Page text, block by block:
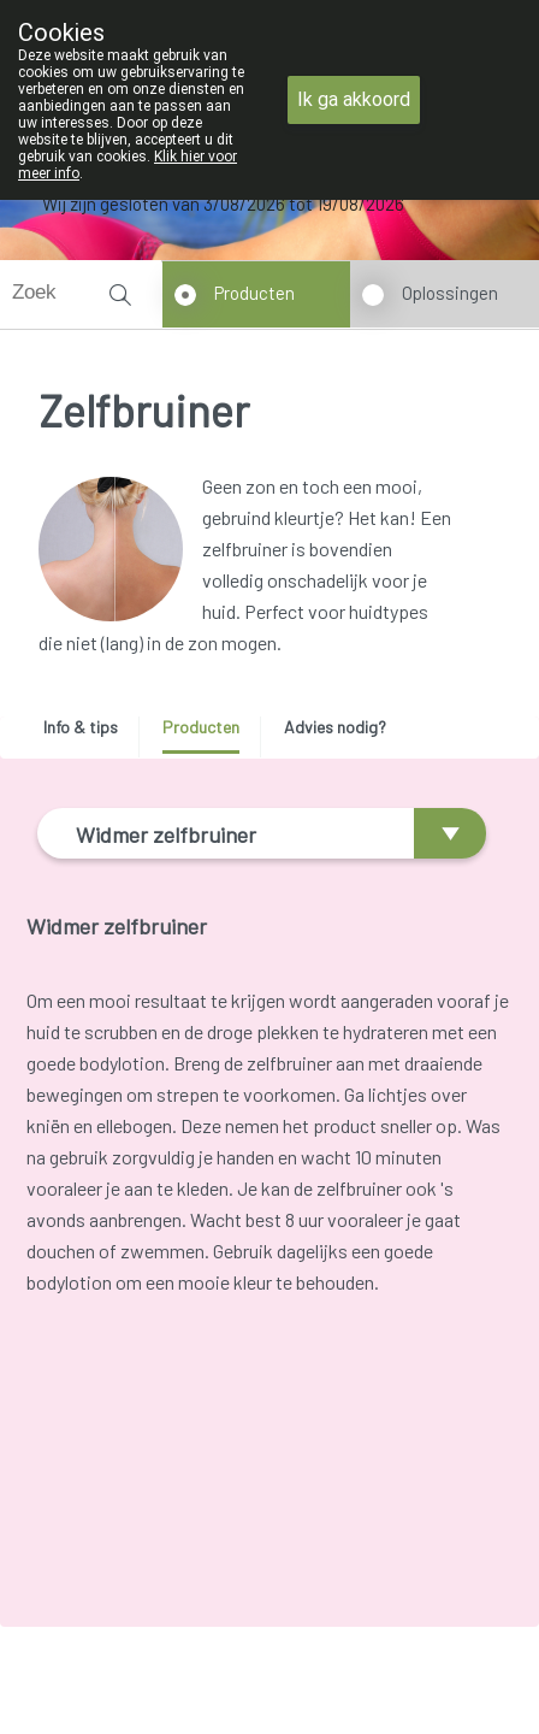
09 228 32 36
Wij zijn gesloten van 3/08/2026 tot 19/08/2026
Producten Oplossingen
Zelfbruiner
Geen zon en toch een mooi,
gebruind kleurtje? Het kan! Een
zelfbruiner is bovendien
volledig onschadelijk voor je
huid. Perfect voor huidtypes
die niet (lang) in de zon mogen.
Info & tips Producten Advies nodig?
Widmer zelfbruiner
Widmer zelfbruiner
Om een mooi resultaat te krijgen wordt aangeraden vooraf je
huid te scrubben en de droge plekken te hydrateren met een
goede bodylotion. Breng de zelfbruiner aan met draaiende
bewegingen om strepen te voorkomen. Ga lichtjes over
kniën en ellebogen. Deze nemen het product sneller op. Was
na gebruik zorgvuldig je handen en wacht 10 minuten
vooraleer je aan te kleden. Je kan de zelfbruiner ook 's
avonds aanbrengen. Wacht best 8 uur vooraleer je gaat
douchen of zwemmen. Gebruik dagelijks een goede
bodylotion om een mooie kleur te behouden.
Cookies
Deze website maakt gebruik van
cookies om uw gebruikservaring te
verbeteren en om onze diensten en
aanbiedingen aan te passen aan
uw interesses. Door op deze
website te blijven, accepteert u dit
gebruik van cookies. Klik hier voor
meer info.
Ik ga akkoord